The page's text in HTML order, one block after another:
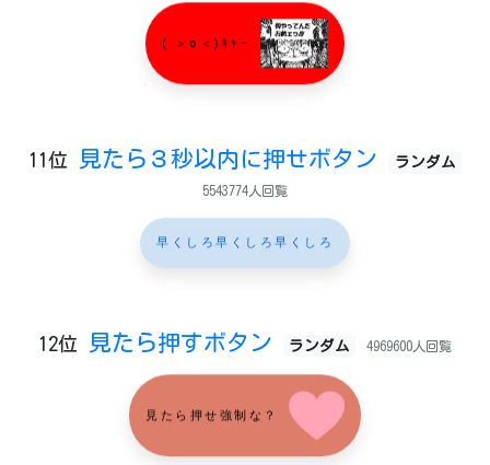
( ＞o＜)ｷｬｰ
11位 見たら３秒以内に押せボタン ランダム
5543774人回覧
早くしろ早くしろ早くしろ
12位 見たら押すボタン ランダム 4969600人回覧
見たら押せ強制な？